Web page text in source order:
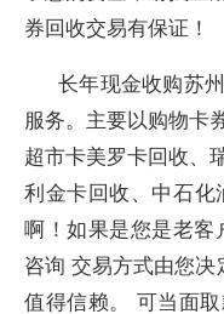
券回收交易有保证！
长年现金收购苏
服务。主要以购物卡
超市卡美罗卡回收、
利金卡回收、中石
啊！如果是您是老
咨询 交易方式由您决
值得信赖。 可当面